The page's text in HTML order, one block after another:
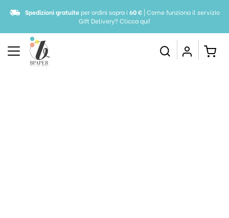
Spedizioni gratuiteper ordini sopra i 60 €| Come funziona il servizio
Gift Delivery?Clicca qui!